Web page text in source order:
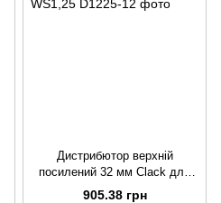
Дистрибютор верхній
посилений 32 мм Clack для
WS1,25
905.38 грн